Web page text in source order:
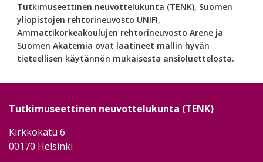
Tutkimuseettinen neuvottelukunta (TENK), Suomen
yliopistojen rehtorineuvosto UNIFI,
Ammattikorkeakoulujen rehtorineuvosto Arene ja
Suomen Akatemia ovat laatineet mallin hyvän
tieteellisen käytännön mukaisesta ansioluettelosta.
Tutkimuseettinen neuvottelukunta (TENK)
Kirkkokatu 6
00170 Helsinki